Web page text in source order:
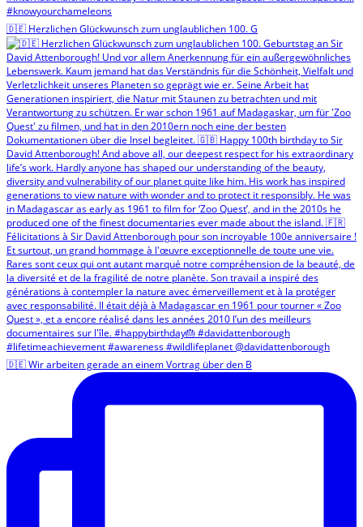
🇩🇪 Herzlichen Glückwunsch zum unglaublichen 100. G
🇩🇪 Wir arbeiten gerade an einem Vortrag über den B